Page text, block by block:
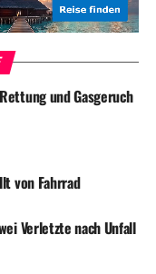
geklaut
und Gasgeruch
von Fahrrad
Verletzte nach Unfall